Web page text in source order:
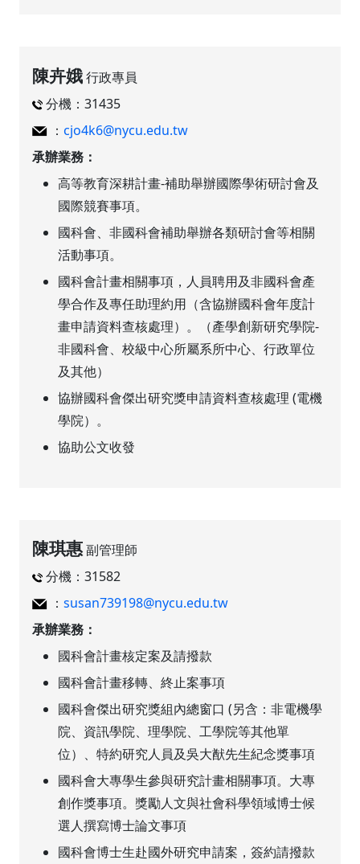
陳卉娥行政專員
分機：31435
： cjo4k6@nycu.edu.tw
承辦業務：
高等教育深耕計畫-補助舉辦國際學術研討會及
國際競賽事項。
國科會、非國科會補助舉辦各類研討會等相關
活動事項。
國科會計畫相關事項，人員聘用及非國科會產
學合作及專任助理約用（含協辦國科會年度計
畫申請資料查核處理）。（產學創新研究學院-
非國科會、校級中心所屬系所中心、行政單位
及其他）
協辦國科會傑出研究獎申請資料查核處理 (電機
學院）。
協助公文收發
陳琪惠副管理師
分機：31582
： susan739198@nycu.edu.tw
承辦業務：
國科會計畫核定案及請撥款
國科會計畫移轉、終止案事項
國科會傑出研究獎組內總窗口 (另含：非電機學
院、資訊學院、理學院、工學院等其他單
位）、特約研究人員及吳大猷先生紀念獎事項
國科會大專學生參與研究計畫相關事項。大專
創作獎事項。獎勵人文與社會科學領域博士候
選人撰寫博士論文事項
國科會博士生赴國外研究申請案，簽約請撥款